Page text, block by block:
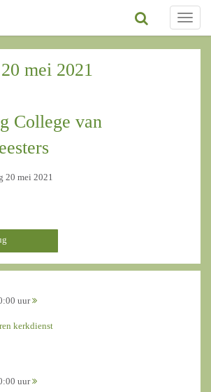
Toggle
mei 2021
College van
20 mei 2021
uur
kerkdienst
uur